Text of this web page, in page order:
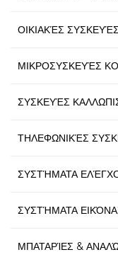
ΟΙΚΙΑΚΈΣ ΣΥΣΚΕΥΈΣ
ΜΙΚΡΟΣΥΣΚΕΥΈΣ
ΣΥΣΚΕΥΈΣ
ΤΗΛΕΦΩΝΙΚΈΣ
ΣΥΣΤΉΜΑΤΑ
ΣΥΣΤΉΜΑΤΑ
ΜΠΑΤΑΡΊΕΣ &